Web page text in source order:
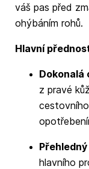
váš pas před
ohýbáním rohů.
Hlavní
Dokonalá
z pravé
hlavního